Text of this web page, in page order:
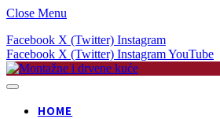
Close Menu
Facebook X (Twitter) Instagram
Facebook X (Twitter) InstagramYouTube
HOME